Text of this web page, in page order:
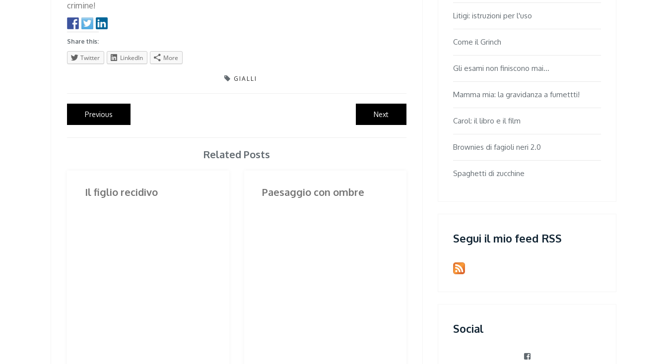
crimine!
Share this:
Twitter LinkedIn More
GIALLI
Post
navigation
Previous
post:
NextNext
post:
Related Posts
Il figlio recidivo Paesaggio con ombre
Litigi: istruzioni per l'uso
Come il Grinch
Gli esami non finiscono mai...
Mamma mia: la gravidanza a fumettti!
Carol: il libro e il film
Brownies di fagioli neri 2.0
Spaghetti di zucchine
Segui il mio feed RSS
Social
View